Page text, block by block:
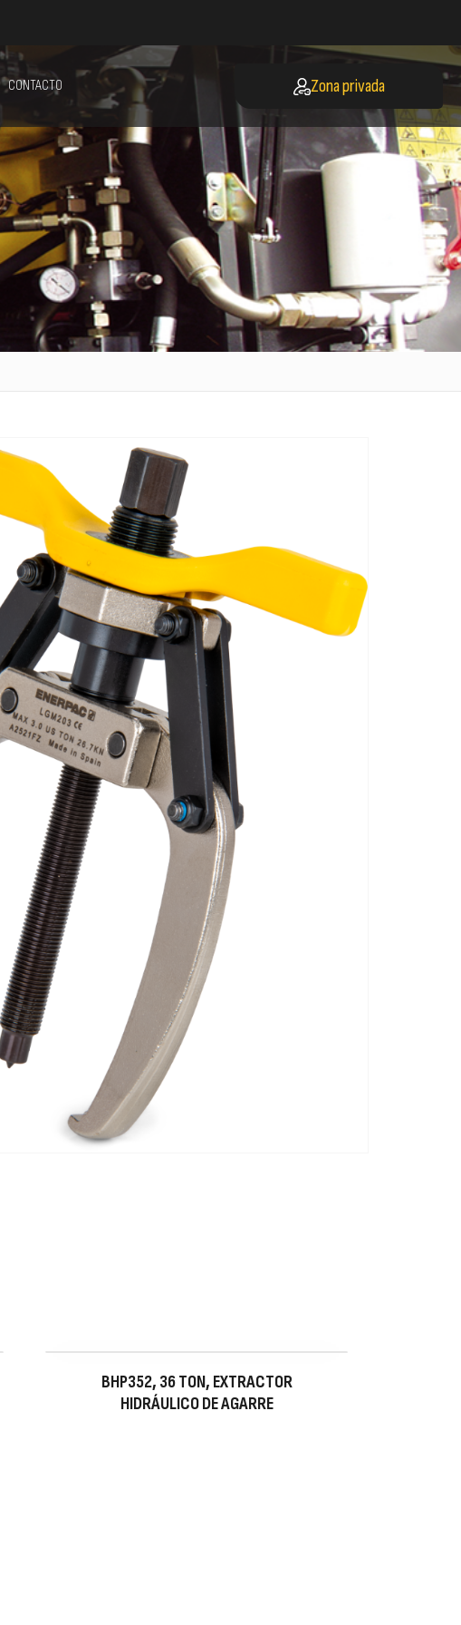
CONTACTO Zona privada
BHP352, 36 TON, EXTRACTOR
HIDRÁULICO DE AGARRE